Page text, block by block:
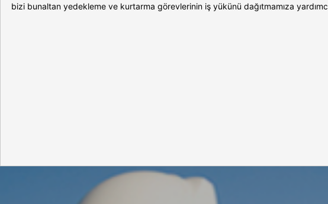
bizi bunaltan yedekleme ve kurtarma görevlerinin iş yükünü dağıtmamıza